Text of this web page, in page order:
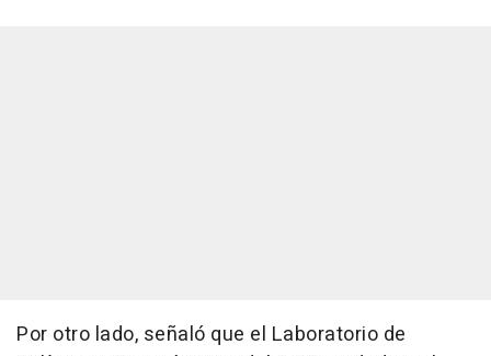
Por otro lado, señaló que el Laboratorio de